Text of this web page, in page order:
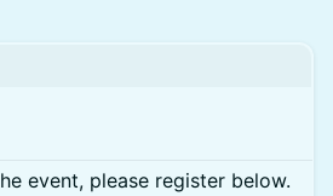
event, please register below.